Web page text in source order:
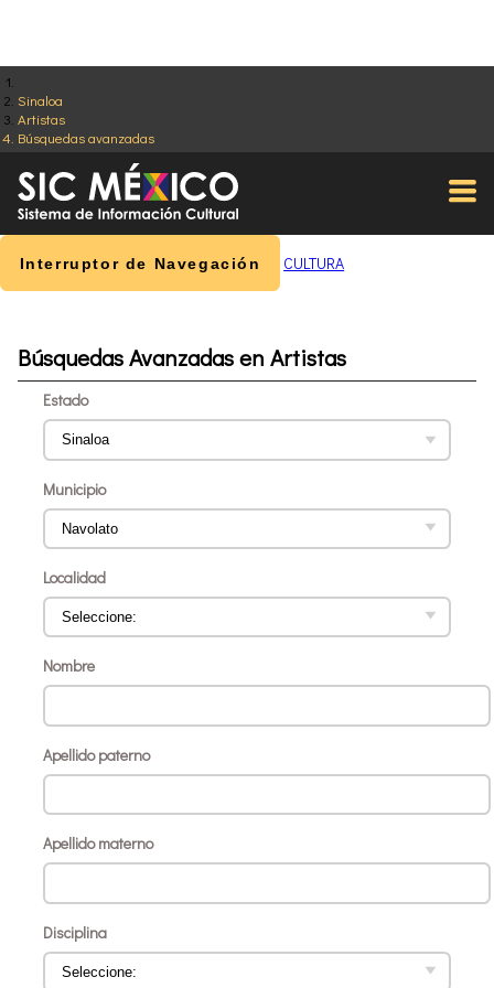
Sinaloa
Artistas
Búsquedas avanzadas
Interruptor de Navegación CULTURA
Búsquedas Avanzadas en Artistas
Estado
Municipio
Localidad
Nombre
Apellido paterno
Apellido materno
Disciplina